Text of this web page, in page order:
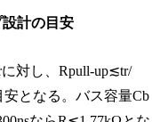
計の目安
対し、Rpull-up≲tr/
安となる。バス容量Cb